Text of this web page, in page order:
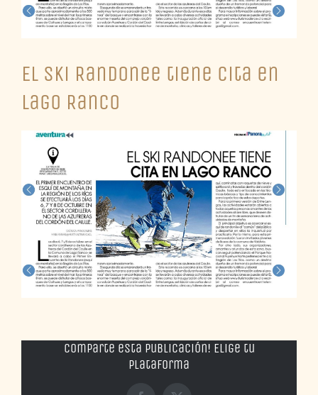
El Ski Randonee tiene cita en
Lago Ranco
Comparte esta publicación! Elige tu
plataforma